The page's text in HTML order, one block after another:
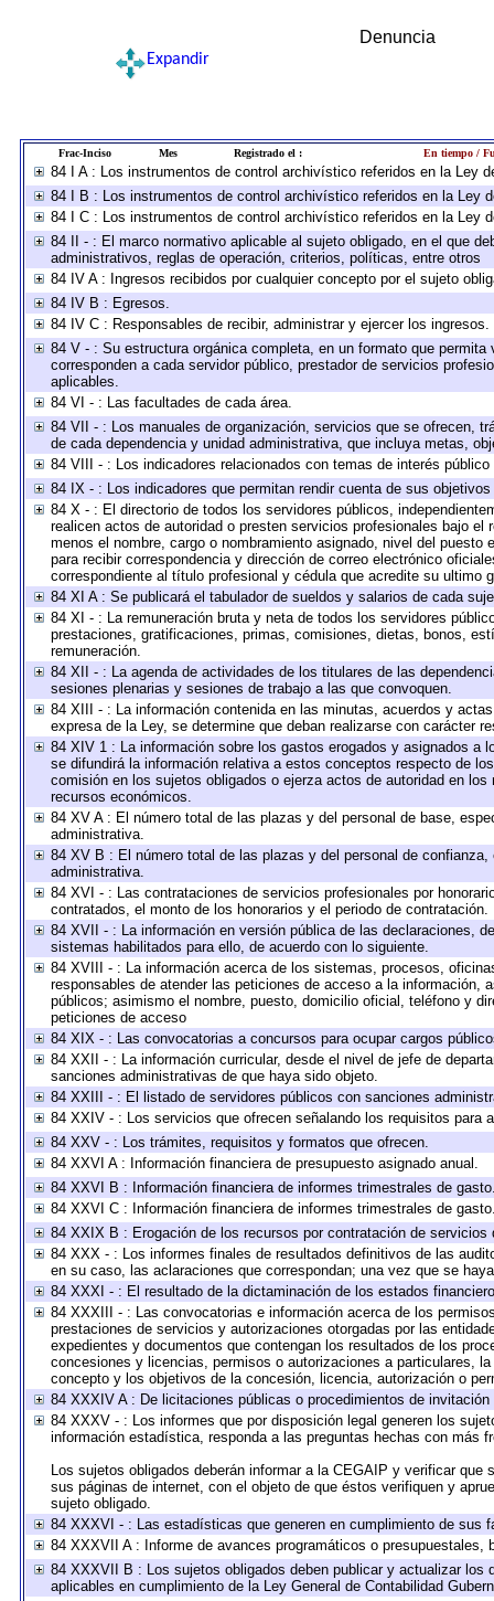
Denuncia
Expandir
Frac-Inciso Mes Registrado el : En tiempo /
84 I A : Los instrumentos de control archivístico referidos en la Ley
84 I B : Los instrumentos de control archivístico referidos en la Ley
84 I C : Los instrumentos de control archivístico referidos en la Ley
84 II - : El marco normativo aplicable al sujeto obligado, en el que
administrativos, reglas de operación, criterios, políticas, entre otros
84 IV A : Ingresos recibidos por cualquier concepto por el sujeto
84 IV B : Egresos.
84 IV C : Responsables de recibir, administrar y ejercer los ingresos.
84 V - : Su estructura orgánica completa, en un formato que
corresponden a cada servidor público, prestador de servicios
aplicables.
84 VI - : Las facultades de cada área.
84 VII - : Los manuales de organización, servicios que se ofrecen,
de cada dependencia y unidad administrativa, que incluya metas,
84 VIII - : Los indicadores relacionados con temas de interés
84 IX - : Los indicadores que permitan rendir cuenta de sus
84 X - : El directorio de todos los servidores públicos,
realicen actos de autoridad o presten servicios profesionales bajo
menos el nombre, cargo o nombramiento asignado, nivel del
para recibir correspondencia y dirección de correo electrónico
correspondiente al título profesional y cédula que acredite su ultimo
84 XI A : Se publicará el tabulador de sueldos y salarios de cada
84 XI - : La remuneración bruta y neta de todos los servidores
prestaciones, gratificaciones, primas, comisiones, dietas, bonos,
remuneración.
84 XII - : La agenda de actividades de los titulares de las
sesiones plenarias y sesiones de trabajo a las que convoquen.
84 XIII - : La información contenida en las minutas, acuerdos y
expresa de la Ley, se determine que deban realizarse con carácter
84 XIV 1 : La información sobre los gastos erogados y asignados
se difundirá la información relativa a estos conceptos respecto de
comisión en los sujetos obligados o ejerza actos de autoridad en
recursos económicos.
84 XV A : El número total de las plazas y del personal de base,
administrativa.
84 XV B : El número total de las plazas y del personal de
administrativa.
84 XVI - : Las contrataciones de servicios profesionales por
contratados, el monto de los honorarios y el periodo de contratación.
84 XVII - : La información en versión pública de las declaraciones,
sistemas habilitados para ello, de acuerdo con lo siguiente.
84 XVIII - : La información acerca de los sistemas, procesos,
responsables de atender las peticiones de acceso a la
públicos; asimismo el nombre, puesto, domicilio oficial, teléfono y
peticiones de acceso
84 XIX - : Las convocatorias a concursos para ocupar cargos
84 XXII - : La información curricular, desde el nivel de jefe de
sanciones administrativas de que haya sido objeto.
84 XXIII - : El listado de servidores públicos con sanciones
84 XXIV - : Los servicios que ofrecen señalando los requisitos para
84 XXV - : Los trámites, requisitos y formatos que ofrecen.
84 XXVI A : Información financiera de presupuesto asignado anual.
84 XXVI B : Información financiera de informes trimestrales de
84 XXVI C : Información financiera de informes trimestrales de
84 XXIX B : Erogación de los recursos por contratación de
84 XXX - : Los informes finales de resultados definitivos de las
en su caso, las aclaraciones que correspondan; una vez que se
84 XXXI - : El resultado de la dictaminación de los estados
84 XXXIII - : Las convocatorias e información acerca de los
prestaciones de servicios y autorizaciones otorgadas por las
expedientes y documentos que contengan los resultados de los
concesiones y licencias, permisos o autorizaciones a particulares,
concepto y los objetivos de la concesión, licencia, autorización o
84 XXXIV A : De licitaciones públicas o procedimientos de invitación
84 XXXV - : Los informes que por disposición legal generen los
información estadística, responda a las preguntas hechas con más
Los sujetos obligados deberán informar a la CEGAIP y verificar
sus páginas de internet, con el objeto de que éstos verifiquen y
sujeto obligado.
84 XXXVI - : Las estadísticas que generen en cumplimiento de sus
84 XXXVII A : Informe de avances programáticos o presupuestales,
84 XXXVII B : Los sujetos obligados deben publicar y actualizar
aplicables en cumplimiento de la Ley General de Contabilidad